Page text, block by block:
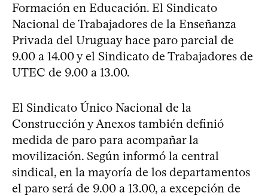
Formación en Educación. El Sindicato
Nacional de Trabajadores de la Enseñanza
Privada del Uruguay hace paro parcial de
9.00 a 14.00 y el Sindicato de Trabajadores de
UTEC de 9.00 a 13.00.
El Sindicato Único Nacional de la
Construcción y Anexos también definió
medida de paro para acompañar la
movilización. Según informó la central
sindical, en la mayoría de los departamentos
el paro será de 9.00 a 13.00, a excepción de